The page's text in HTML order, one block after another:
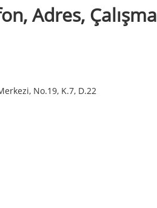
Adres, Çalışma
No.19, K.7, D.22